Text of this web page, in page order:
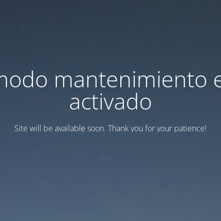
mantenimiento
activado
Site will be available soon. Thank you for your patience!